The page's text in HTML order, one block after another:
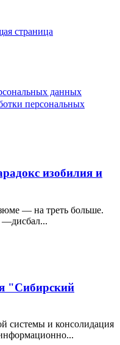
страница
данных
персональных
изобилия и
— на треть больше.
—дисбал...
"Сибирский
системы и консолидация